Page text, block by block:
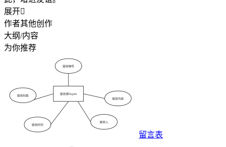
展开
作者其他创作
大纲/内容
为你推荐
留言表